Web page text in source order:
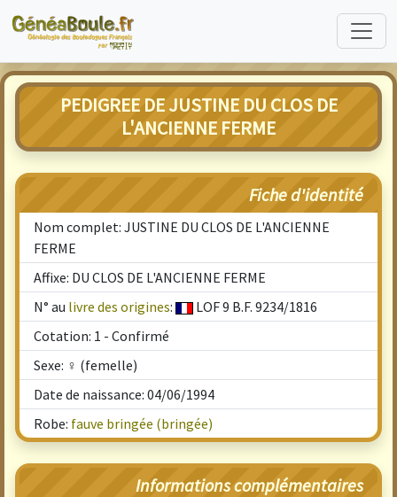
PEDIGREE DE JUSTINE DU CLOS DE
L'ANCIENNE FERME
Fiche d'identité
Nom complet: JUSTINE DU CLOS DE L'ANCIENNE
FERME
Affixe: DU CLOS DE L'ANCIENNE FERME
N° au livre des origines:
LOF 9 B.F. 9234/1816
Cotation: 1 - Confirmé
Sexe: ♀ (femelle)
Date de naissance: 04/06/1994
Robe: fauve bringée (bringée)
Informations complémentaires